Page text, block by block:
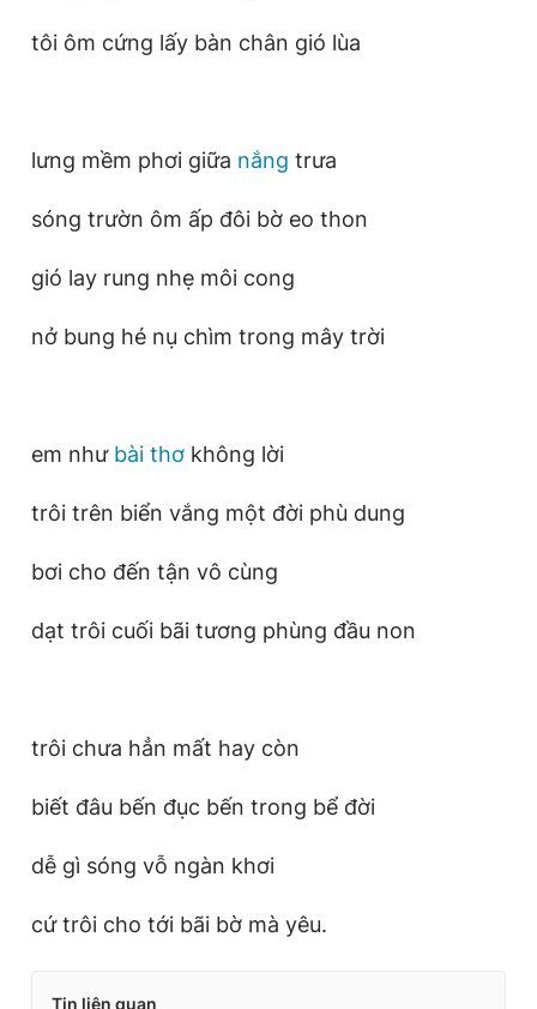
tôi ôm cứng lấy bàn chân gió lùa
lưng mềm phơi giữa nắng trưa
sóng trườn ôm ấp đôi bờ eo thon
gió lay rung nhẹ môi cong
nở bung hé nụ chìm trong mây trời
em nhưbài thơ không lời
trôi trên biển vắng một đời phù dung
bơi cho đến tận vô cùng
dạt trôi cuối bãi tương phùng đầu non
trôi chưa hẳn mất hay còn
biết đâu bến đục bến trong bể đời
dễ gì sóng vỗ ngàn khơi
cứ trôi cho tới bãi bờ mà yêu.
Tin liên quan